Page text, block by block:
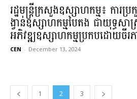
រដ្ឋមន្ត្រីក្រសួងឧស្សាហកម្ម៖ ការ
ង្វាន់ឧស្សាហកម្មបៃតង ជាយុទ្ធសា
អភិវឌ្ឍឧស្សាហកម្មប្រកបដោយចីរ
CEN - December 13, 2024
1 2 3